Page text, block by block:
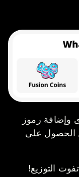
وإضافة رموز
الحصول على
التوزيع!